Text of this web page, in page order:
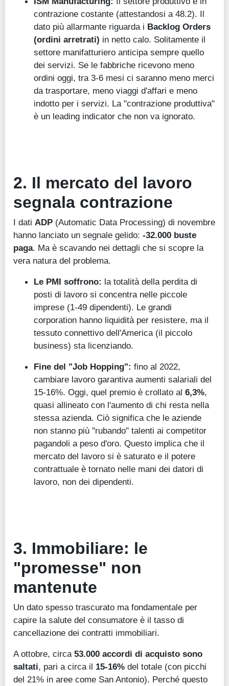
contrazione costante (attestandosi a 48.2). Il
dato più allarmante riguarda i Backlog Orders
(ordini arretrati) in netto calo. Solitamente il
settore manifatturiero anticipa sempre quello
dei servizi. Se le fabbriche ricevono meno
ordini oggi, tra 3-6 mesi ci saranno meno merci
da trasportare, meno viaggi d'affari e meno
indotto per i servizi. La "contrazione produttiva"
è un leading indicator che non va ignorato.
2. Il mercato del lavoro
segnala contrazione
I dati ADP (Automatic Data Processing) di novembre
hanno lanciato un segnale gelido: -32.000 buste
paga. Ma è scavando nei dettagli che si scopre la
vera natura del problema.
Le PMI soffrono: la totalità della perdita di
posti di lavoro si concentra nelle piccole
imprese (1-49 dipendenti). Le grandi
corporation hanno liquidità per resistere, ma il
tessuto connettivo dell'America (il piccolo
business) sta licenziando.
Fine del "Job Hopping": fino al 2022,
cambiare lavoro garantiva aumenti salariali del
15-16%. Oggi, quel premio è crollato al 6,3%,
quasi allineato con l'aumento di chi resta nella
stessa azienda. Ciò significa che le aziende
non stanno più "rubando" talenti ai competitor
pagandoli a peso d'oro. Questo implica che il
mercato del lavoro si è saturato e il potere
contrattuale è tornato nelle mani dei datori di
lavoro, non dei dipendenti.
3. Immobiliare: le
"promesse" non
mantenute
Un dato spesso trascurato ma fondamentale per
capire la salute del consumatore è il tasso di
cancellazione dei contratti immobiliari.
A ottobre, circa 53.000 accordi di acquisto sono
saltati, pari a circa il 15-16% del totale (con picchi
del 21% in aree come San Antonio). Perché questo